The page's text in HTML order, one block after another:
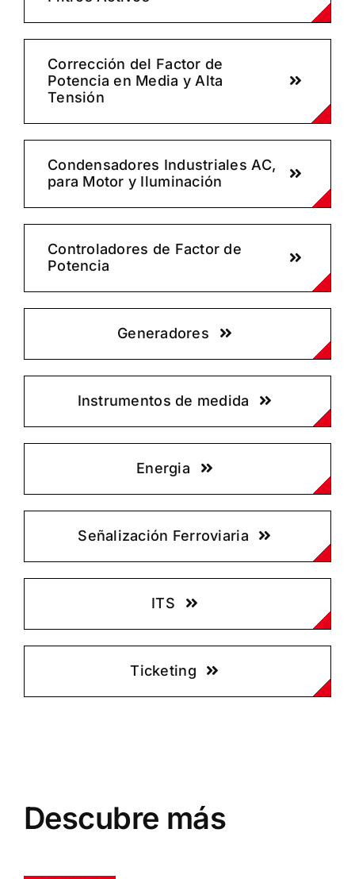
Corrección del Factor de
Potencia en Media y Alta
Tensión
Condensadores Industriales AC,
para Motor y Iluminación
Controladores de Factor de
Potencia
Generadores
Instrumentos de medida
Energia
Señalización Ferroviaria
ITS
Ticketing
Descubre más